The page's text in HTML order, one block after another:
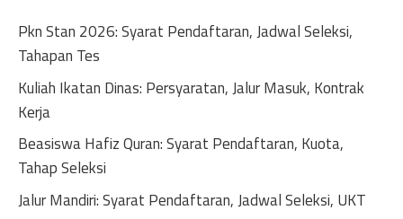
i
v
e
:
Pkn Stan 2026: Syarat Pendaftaran, Jadwal Seleksi,
Tahapan Tes
Kuliah Ikatan Dinas: Persyaratan, Jalur Masuk, Kontrak
Kerja
Beasiswa Hafiz Quran: Syarat Pendaftaran, Kuota,
Tahap Seleksi
Jalur Mandiri: Syarat Pendaftaran, Jadwal Seleksi, UKT